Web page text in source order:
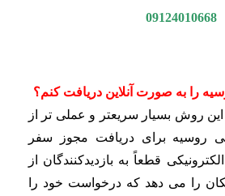
09124010668
را به صورت آنلاین دریافت کنم؟
روش بسیار سریعتر و عملی تر از
روسیه برای دریافت مجوز سفر
قطعاً به بازدیدکنندگان از
را می دهد که درخواست خود را